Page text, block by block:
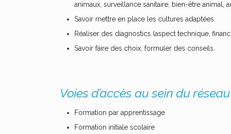
animaux, surveillance sanitaire, bien-être animal,
Savoir mettre en place les cultures adaptées.
Réaliser des diagnostics (aspect technique,
Savoir faire des choix, formuler des conseils.
Voies d’accès au sein du
Formation par apprentissage
Formation initiale scolaire